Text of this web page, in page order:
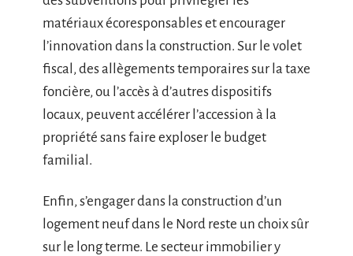
matériaux écoresponsables et encourager
l’innovation dans la construction. Sur le volet
fiscal, des allègements temporaires sur la taxe
foncière, ou l’accès à d’autres dispositifs
locaux, peuvent accélérer l’accession à la
propriété sans faire exploser le budget
familial.
Enfin, s’engager dans la construction d’un
logement neuf dans le Nord reste un choix sûr
sur le long terme. Le secteur immobilier y